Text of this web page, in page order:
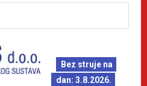
Bez struje na
dan: 3.8.2026.